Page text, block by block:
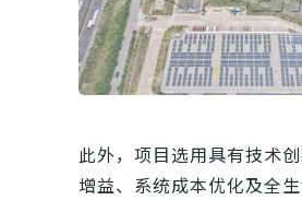
此外，项目选用具有技术
增益、系统成本优化及全